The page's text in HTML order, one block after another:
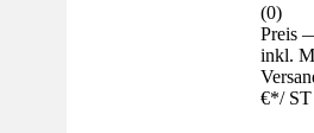
(0)
Preis
inkl.
€*/ ST